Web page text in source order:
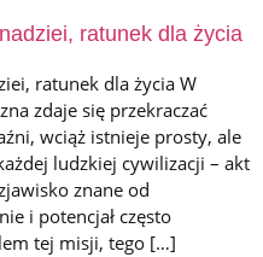
ratunek dla życia
ratunek dla życia W
zdaje się przekraczać
wciąż istnieje prosty, ale
ludzkiej cywilizacji – akt
znane od
i potencjał często
tej misji, tego […]